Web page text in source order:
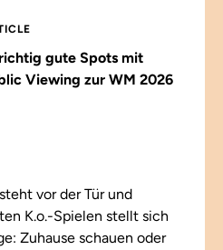
gute Spots mit
Viewing zur WM 2026
vor der Tür und
K.o.-Spielen stellt sich
Zuhause schauen oder